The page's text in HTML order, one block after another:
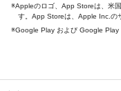
Appleのロゴ、App Storeは、米
す。App Storeは、Apple Inc.の
Google Play および Google Play